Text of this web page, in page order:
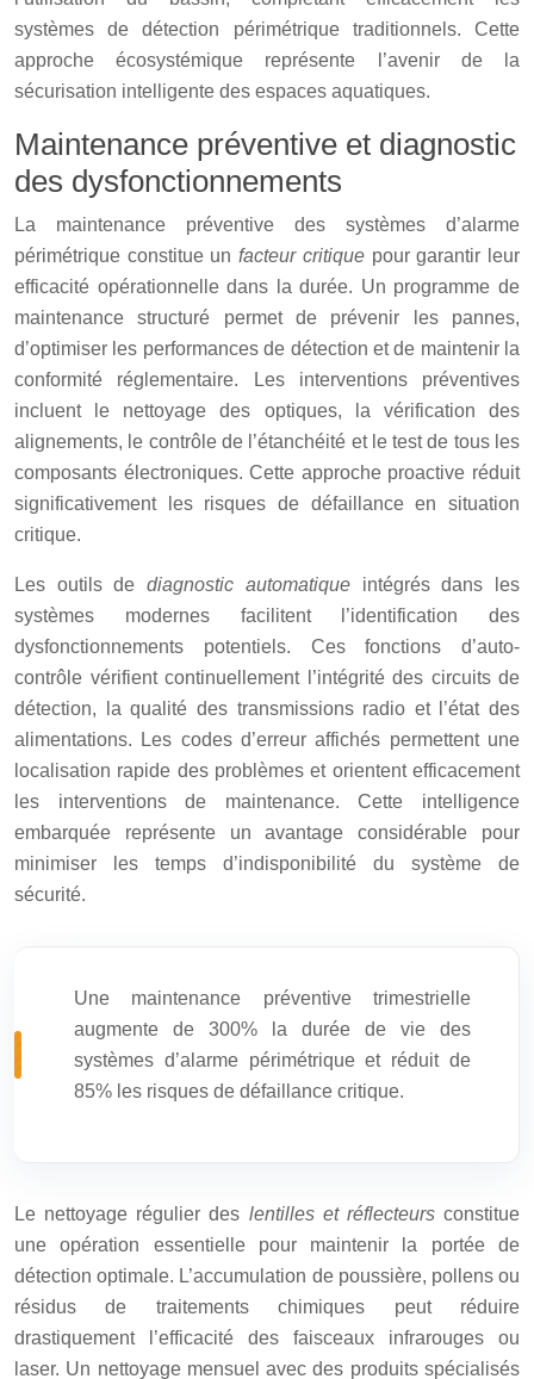
systèmes de détection périmétrique traditionnels. Cette
approche écosystémique représente l’avenir de la
sécurisation intelligente des espaces aquatiques.
Maintenance préventive et diagnostic
des dysfonctionnements
La maintenance préventive des systèmes d’alarme
périmétrique constitue unfacteur critiquepour garantir leur
efficacité opérationnelle dans la durée. Un programme de
maintenance structuré permet de prévenir les pannes,
d’optimiser les performances de détection et de maintenir la
conformité réglementaire. Les interventions préventives
incluent le nettoyage des optiques, la vérification des
alignements, le contrôle de l’étanchéité et le test de tous les
composants électroniques. Cette approche proactive réduit
significativement les risques de défaillance en situation
critique.
Les outils dediagnostic automatiqueintégrés dans les
systèmes modernes facilitent l’identification des
dysfonctionnements potentiels. Ces fonctions d’auto-
contrôle vérifient continuellement l’intégrité des circuits de
détection, la qualité des transmissions radio et l’état des
alimentations. Les codes d’erreur affichés permettent une
localisation rapide des problèmes et orientent efficacement
les interventions de maintenance. Cette intelligence
embarquée représente un avantage considérable pour
minimiser les temps d’indisponibilité du système de
sécurité.
Une maintenance préventive trimestrielle
augmente de 300% la durée de vie des
systèmes d’alarme périmétrique et réduit de
85% les risques de défaillance critique.
Le nettoyage régulier des lentilles et réflecteursconstitue
une opération essentielle pour maintenir la portée de
détection optimale. L’accumulation de poussière, pollens ou
résidus de traitements chimiques peut réduire
drastiquement l’efficacité des faisceaux infrarouges ou
laser. Un nettoyage mensuel avec des produits spécialisés